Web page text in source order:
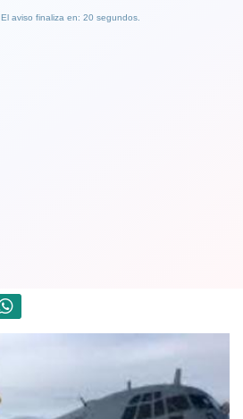
El aviso finaliza en: 19 segundos.